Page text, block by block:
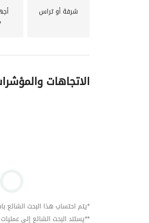
العاصمة الإدارية الجديدة
co96-k
شرفة أو تراس
الاتجاهات
*يتم احتساب هذا البحث الشائع
**يستند البحث الشائع إلى عمليات